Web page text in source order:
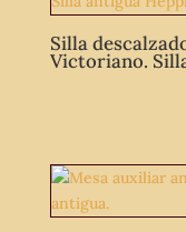
Silla
Victoriano.